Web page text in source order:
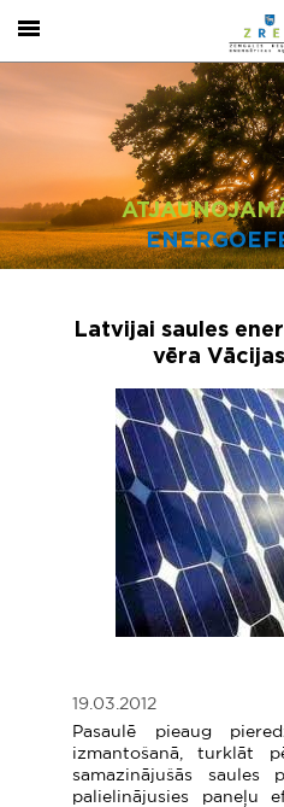
Latvijai saules
vēra
19.03.2012
Pasaulē pieaug
izmantošanā, turklāt
samazinājušās
palielinājusies paneļu